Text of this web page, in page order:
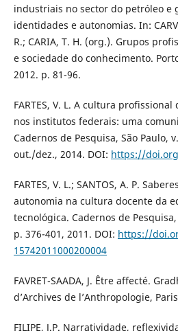
industriais no sector do petróleo e
identidades e autonomias. In:
R.; CARIA, T. H. (org.). Grupos
e sociedade do conhecimento.
2012. p. 81-96.
FARTES, V. L. A cultura
nos institutos federais: uma
Cadernos de Pesquisa, São Paulo,
out./dez., 2014. DOI: https://
FARTES, V. L.; SANTOS, A. P.
autonomia na cultura docente da
tecnológica. Cadernos de
p. 376-401, 2011. DOI: https://
15742011000200004
FAVRET-SAADA, J. Être affecté.
d’Archives de l’Anthropologie,
FILIPE, J.P. Narratividade,